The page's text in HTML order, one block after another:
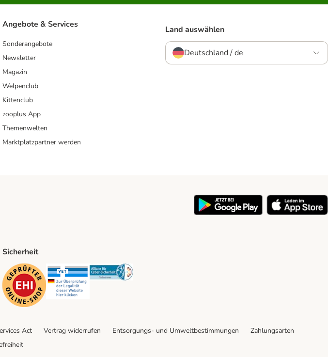
Angebote & Services
Sonderangebote
Newsletter
Magazin
Welpenclub
Kittenclub
zooplus App
Themenwelten
Marktplatzpartner werden
Land auswählen
Deutschland / de
Sicherheit
Security Security Security
Act Vertrag widerrufen Entsorgungs- und Umweltbestimmungen
Zahlungsarten